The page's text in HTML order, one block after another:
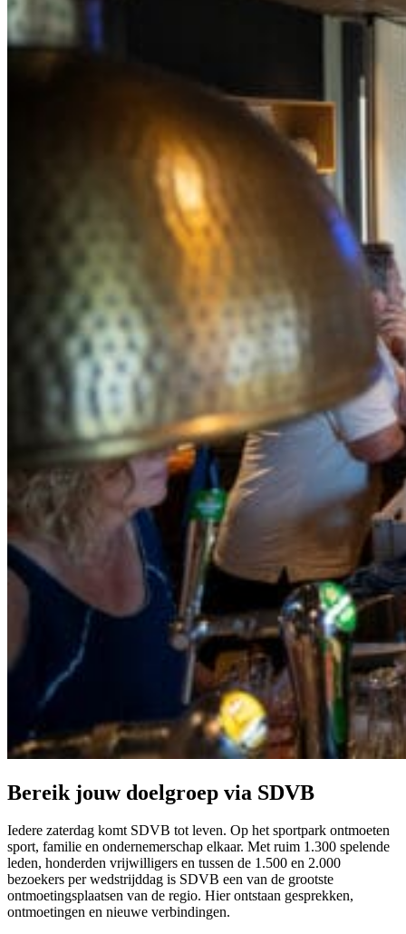
Bereik jouw doelgroep via SDVB
Iedere zaterdag komt SDVB tot leven. Op het sportpark ontmoeten
sport, familie en ondernemerschap elkaar. Met ruim 1.300 spelende
leden, honderden vrijwilligers en tussen de 1.500 en 2.000
bezoekers per wedstrijddag is SDVB een van de grootste
ontmoetingsplaatsen van de regio. Hier ontstaan gesprekken,
ontmoetingen en nieuwe verbindingen.